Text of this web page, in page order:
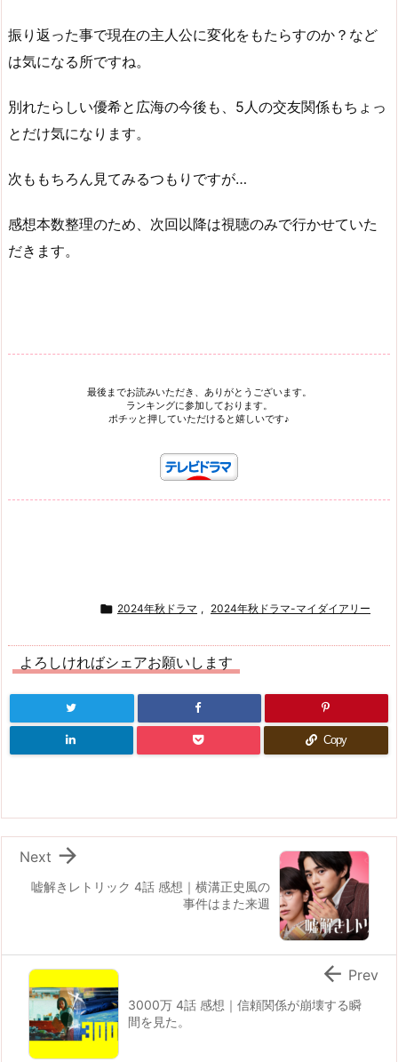
振り返った事で現在の主人公に変化をもたらすのか？など
は気になる所ですね。
別れたらしい優希と広海の今後も、5人の交友関係もちょっ
とだけ気になります。
次ももちろん見てみるつもりですが…
感想本数整理のため、次回以降は視聴のみで行かせていた
だきます。
最後までお読みいただき、ありがとうございます。
ランキングに参加しております。
ポチッと押していただけると嬉しいです♪
 2024年秋ドラマ , 2024年秋ドラマ-マイダイアリー
よろしければシェアお願いします
Copy
嘘解きレトリック 4話 感想｜横溝正史風の
事件はまた来週

Next
3000万 4話 感想｜信頼関係が崩壊する瞬
間を見た。
 Prev